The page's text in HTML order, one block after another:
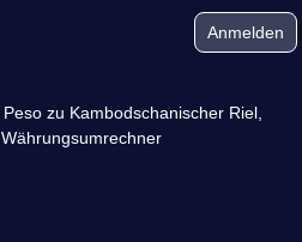
Anmelden
zu Kambodschanischer Riel,